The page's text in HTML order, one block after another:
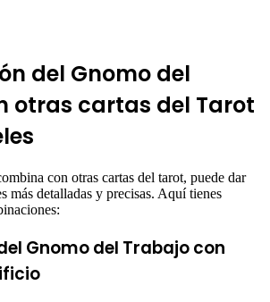
del Gnomo del
otras cartas del Tarot
con otras cartas del tarot, puede dar
más detalladas y precisas. Aquí tienes
Gnomo del Trabajo con